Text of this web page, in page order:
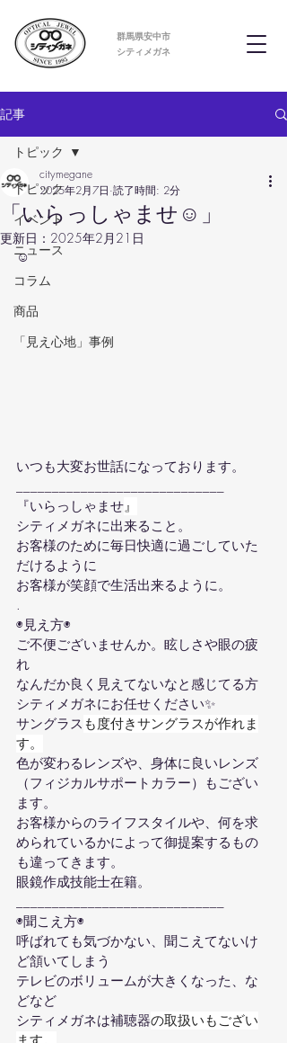
群馬県安中市
​シティメガネ
記事
トピック
イベント
ニュース
コラム
商品
「見え心地」事例
トピック
「いらっしゃませ☺」
citymegane
2025年2月7日 読了時間: 2分
更新日： 2025年2月21日
☺
いつも大変お世話になっております。
『いらっしゃませ』
シティメガネに出来ること。
お客様のために毎日快適に過ごしていた
だけるように
お客様が笑顔で生活出来るように。
.
◉見え方◉
ご不便ございませんか。眩しさや眼の疲
れ
なんだか良く見えてないなと感じてる方
シティメガネにお任せください✨
サングラス も度付きサングラスが作れま
す。
色が変わるレンズや、身体に良いレンズ
（フィジカルサポートカラー）もござい
ます。
お客様からのライフスタイルや、何を求
められているかによって御提案するもの
も違ってきます。
︎眼鏡作成技能士在籍。
◉聞こえ方◉
呼ばれても気づかない、聞こえてないけ
ど頷いてしまう
テレビのボリュームが大きくなった、な
どなど
シティメガネは補聴器の取扱いもござい